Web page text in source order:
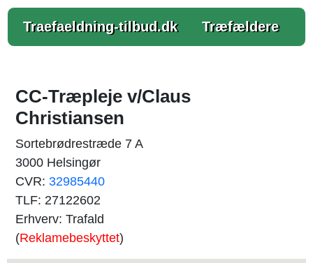
Traefaeldning-tilbud.dk Træfældere
CC-Træpleje v/Claus
Christiansen
Sortebrødrestræde 7 A
3000 Helsingør
CVR: 32985440
TLF: 27122602
Erhverv: Trafald
(Reklamebeskyttet)